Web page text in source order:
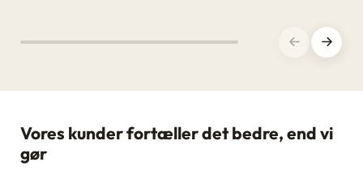
ForrigeNæste
Vores kunder fortæller det bedre, end vi
gør